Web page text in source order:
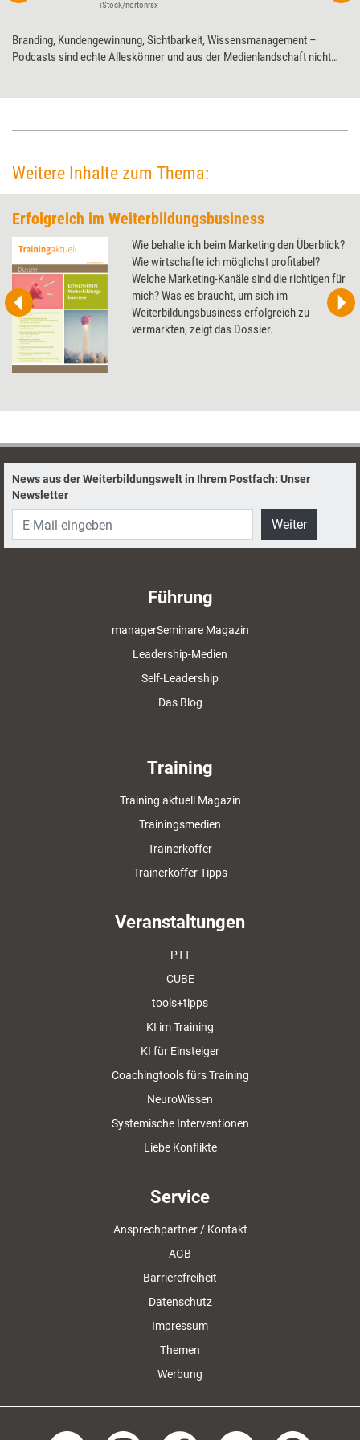
iStock/nortonrsx
Branding, Kundengewinnung, Sichtbarkeit, Wissensmanagement –
Podcasts sind echte Alleskönner und aus der Medienlandschaft nicht
Weitere Inhalte zum Thema:
Erfolgreich im Weiterbildungsbusiness
Wie behalte ich beim Marketing den Überblick?
Wie wirtschafte ich möglichst profitabel?
Welche Marketing-Kanäle sind die richtigen für
mich? Was es braucht, um sich im
Weiterbildungsbusiness erfolgreich zu
vermarkten, zeigt das Dossier.
News aus der Weiterbildungswelt in Ihrem Postfach: Unser
Newsletter
Weiter
Führung
managerSeminare Magazin
Leadership-Medien
Self-Leadership
Das Blog
Training
Training aktuell Magazin
Trainingsmedien
Trainerkoffer
Trainerkoffer Tipps
Veranstaltungen
PTT
CUBE
tools+tipps
KI im Training
KI für Einsteiger
Coachingtools fürs Training
NeuroWissen
Systemische Interventionen
Liebe Konflikte
Service
Ansprechpartner / Kontakt
AGB
Barrierefreiheit
Datenschutz
Impressum
Themen
Werbung